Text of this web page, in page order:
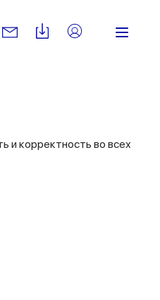
и корректность во всех